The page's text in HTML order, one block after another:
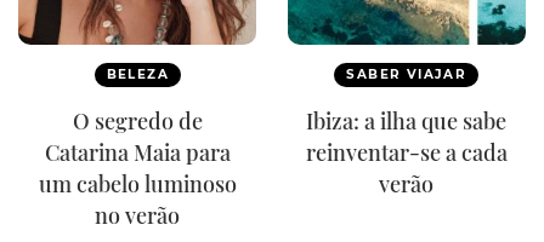
BELEZA
O segredo de
Catarina Maia para
um cabelo luminoso
no verão
SABER VIAJAR
Ibiza: a ilha que sabe
reinventar-se a cada
verão